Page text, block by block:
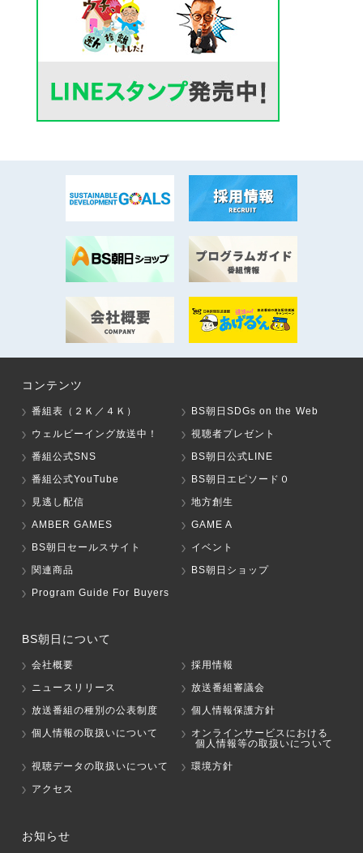
コンテンツ
番組表（２Ｋ／４Ｋ）
BS朝日SDGs on the Web
ウェルビーイング放送中！
視聴者プレゼント
番組公式SNS
BS朝日公式LINE
番組公式YouTube
BS朝日エピソード０
見逃し配信
地方創生
AMBER GAMES
GAME A
BS朝日セールスサイト
イベント
関連商品
BS朝日ショップ
Program Guide For Buyers
BS朝日について
会社概要
採用情報
ニュースリリース
放送番組審議会
放送番組の種別の公表制度
個人情報保護方針
個人情報の取扱いについて
オンラインサービスにおける
個人情報等の取扱いについて
視聴データの取扱いについて
環境方針
アクセス
お知らせ